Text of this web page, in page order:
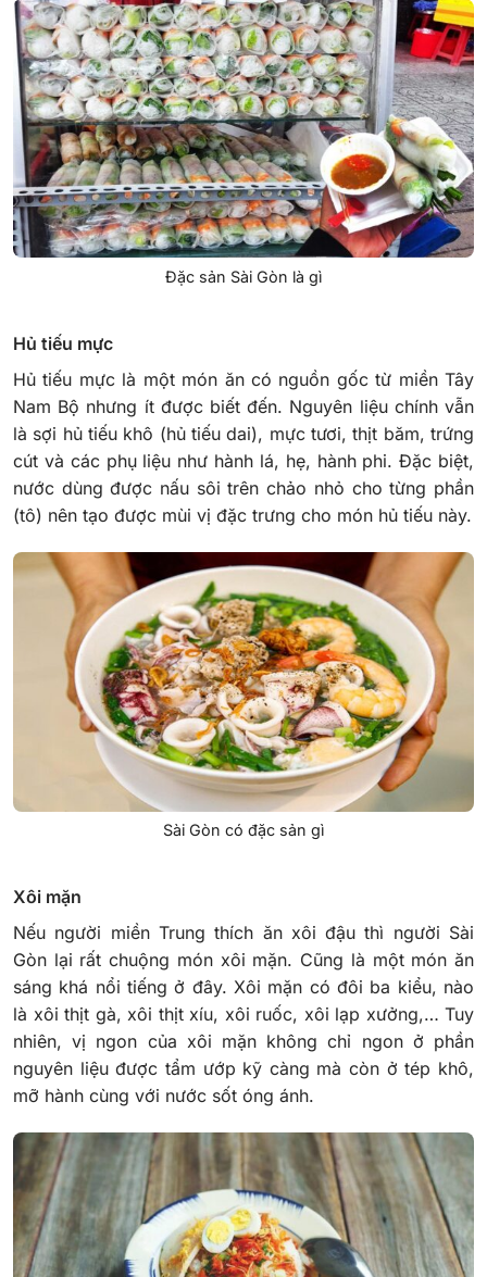
Đặc sản Sài Gòn là gì
Hủ tiếu mực
Hủ tiếu mực là một món ăn có nguồn gốc từ miền Tây
Nam Bộ nhưng ít được biết đến. Nguyên liệu chính vẫn
là sợi hủ tiếu khô (hủ tiếu dai), mực tươi, thịt băm, trứng
cút và các phụ liệu như hành lá, hẹ, hành phi. Đặc biệt,
nước dùng được nấu sôi trên chảo nhỏ cho từng phần
(tô) nên tạo được mùi vị đặc trưng cho món hủ tiếu này.
Sài Gòn có đặc sản gì
Xôi mặn
Nếu người miền Trung thích ăn xôi đậu thì người Sài
Gòn lại rất chuộng món xôi mặn. Cũng là một món ăn
sáng khá nổi tiếng ở đây. Xôi mặn có đôi ba kiểu, nào
là xôi thịt gà, xôi thịt xíu, xôi ruốc, xôi lạp xưởng,… Tuy
nhiên, vị ngon của xôi mặn không chỉ ngon ở phần
nguyên liệu được tẩm ướp kỹ càng mà còn ở tép khô,
mỡ hành cùng với nước sốt óng ánh.